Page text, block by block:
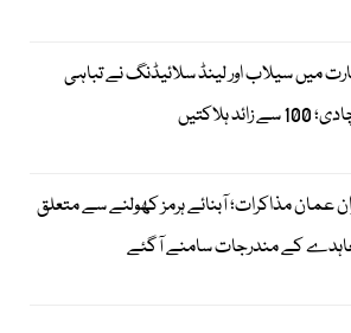
میں سیلاب اور لینڈ سلائیڈنگ نے تباہی
سے زائد ہلاکتیں
عمان مذاکرات؛ آبنائے ہرمز کھولنے سے متعلق
کے مندرجات سامنے آگئے